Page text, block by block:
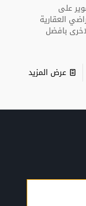
على
العقارية
بافضل
عرض المزيد